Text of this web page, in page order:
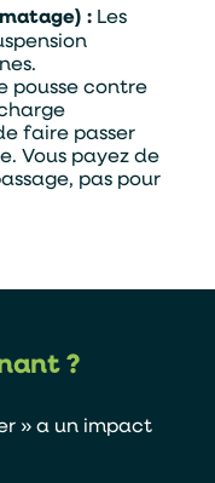
: Les
pousse contre
faire passer
Vous payez de
pas pour
?
» a un impact